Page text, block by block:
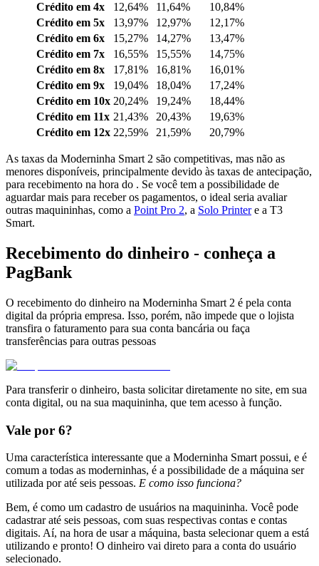
Crédito em 4x
12,64% 11,64%
10,84%
Crédito em 5x
13,97% 12,97%
12,17%
Crédito em 6x
15,27% 14,27%
13,47%
Crédito em 7x
16,55% 15,55%
14,75%
Crédito em 8x
17,81% 16,81%
16,01%
Crédito em 9x
19,04% 18,04%
17,24%
Crédito em 10x 20,24% 19,24%
18,44%
Crédito em 11x 21,43% 20,43%
19,63%
Crédito em 12x 22,59% 21,59% 20,79%
As taxas da Moderninha Smart 2 são competitivas, mas não as
menores disponíveis, principalmente devido às taxas de antecipação,
para recebimento na hora do . Se você tem a possibilidade de
aguardar mais para receber os pagamentos, o ideal seria avaliar
outras maquininhas, como a Point Pro 2, a Solo Printere a T3
Smart.
Recebimento do dinheiro - conheça a
PagBank
O recebimento do dinheiro na Moderninha Smart 2 é pela conta
digital da própria empresa. Isso, porém, não impede que o lojista
transfira o faturamento para sua conta bancária ou faça
transferências para outras pessoas
Para transferir o dinheiro, basta solicitar diretamente no site, em sua
conta digital, ou na sua maquininha, que tem acesso à função.
Vale por 6?
Uma característica interessante que a Moderninha Smart possui, e é
comum a todas as moderninhas, é a possibilidade de a máquina ser
utilizada por até seis pessoas. E como isso funciona?
Bem, é como um cadastro de usuários na maquininha. Você pode
cadastrar até seis pessoas, com suas respectivas contas e contas
digitais. Aí, na hora de usar a máquina, basta selecionar quem a está
utilizando e pronto! O dinheiro vai direto para a conta do usuário
selecionado.